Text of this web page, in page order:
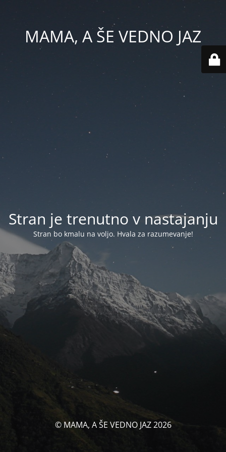
MAMA, A ŠE VEDNO JAZ
Stran je trenutno v nastajanju
Stran bo kmalu na voljo. Hvala za razumevanje!
© MAMA, A ŠE VEDNO JAZ 2026